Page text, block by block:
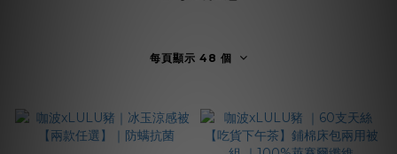
每頁顯示 48 個